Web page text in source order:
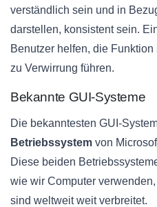
verständlich sein und in
darstellen, konsistent sein.
Benutzer helfen, die
zu Verwirrung führen.
Bekannte GUI-Systeme
Die bekanntesten GUI-
Betriebssystem von
Diese beiden
wie wir Computer
sind weltweit weit verbreitet.